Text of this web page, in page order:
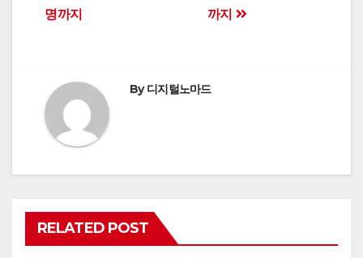
까지
명까지
By디지털노마드
RELATED POST